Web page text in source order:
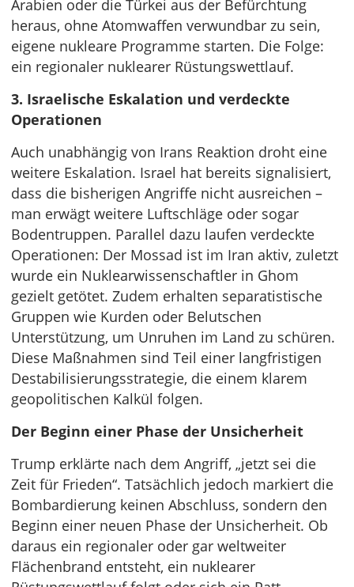
Arabien oder die Türkei aus der Befürchtung
heraus, ohne Atomwaffen verwundbar zu sein,
eigene nukleare Programme starten. Die Folge:
ein regionaler nuklearer Rüstungswettlauf.
3. Israelische Eskalation und verdeckte
Operationen
Auch unabhängig von Irans Reaktion droht eine
weitere Eskalation. Israel hat bereits signalisiert,
dass die bisherigen Angriffe nicht ausreichen –
man erwägt weitere Luftschläge oder sogar
Bodentruppen. Parallel dazu laufen verdeckte
Operationen: Der Mossad ist im Iran aktiv, zuletzt
wurde ein Nuklearwissenschaftler in Ghom
gezielt getötet. Zudem erhalten separatistische
Gruppen wie Kurden oder Belutschen
Unterstützung, um Unruhen im Land zu schüren.
Diese Maßnahmen sind Teil einer langfristigen
Destabilisierungsstrategie, die einem klarem
geopolitischen Kalkül folgen.
Der Beginn einer Phase der Unsicherheit
Trump erklärte nach dem Angriff, „jetzt sei die
Zeit für Frieden“. Tatsächlich jedoch markiert die
Bombardierung keinen Abschluss, sondern den
Beginn einer neuen Phase der Unsicherheit. Ob
daraus ein regionaler oder gar weltweiter
Flächenbrand entsteht, ein nuklearer